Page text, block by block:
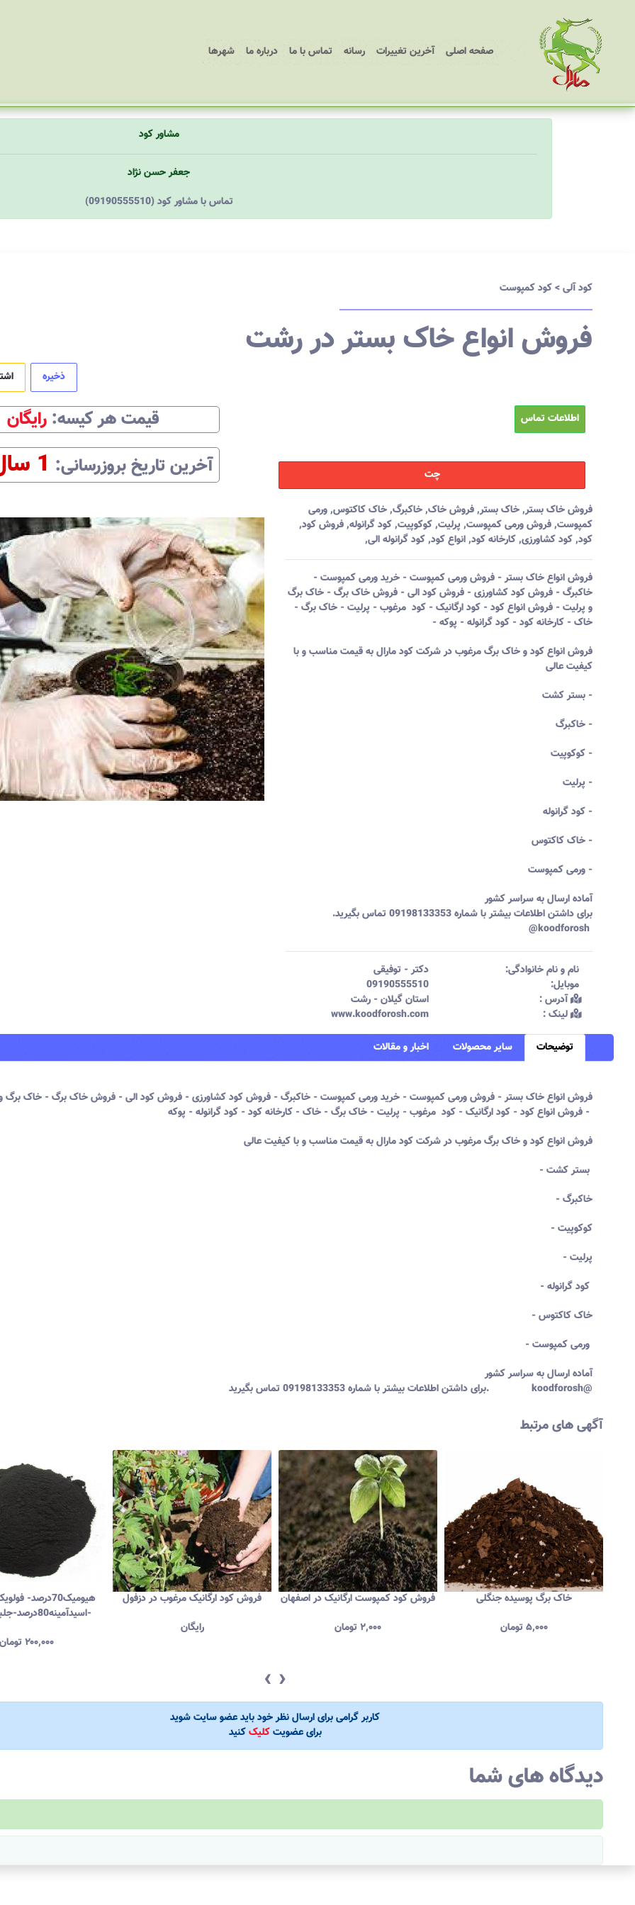
صفحه اصلی
(current) آخرین تغییرات رسانه تماس با ما درباره ما شهرها
مشاور کود
جعفر حسن نژاد
(09190555510) تماس با مشاور کود
کود آلی>کود کمپوست
فروش انواع خاک بستر در رشت
اطلاعات تماس
چت
ذخیره
قیمت هرکیسه:‌ رایگان
آخرین تاریخ بروزرسانی:‌ 1 سال
فروش خاک بستر,خاک بستر,فروش خاک,خاکبرگ,خاک کاکتوس,ورمی
کمپوست,فروش ورمی کمپوست, پرلیت,کوکوپیت,کود گرانوله,فروش کود,
کود,کود کشاورزی,کارخانه کود,انواع کود,کود گرانوله الی,
فروش انواع خاک بستر - فروش ورمی کمپوست - خرید ورمی کمپوست -
خاکبرگ - فروش کود کشاورزی - فروش کود الی - فروش خاک برگ - خاک برگ
و پرلیت - فروش انواع کود - کود ارگانیک - کود مرغوب - پرلیت - خاک برگ -
خاک - کارخانه کود - کود گرانوله - پوکه -
فروش انواع کود و خاک برگ مرغوب در شرکت کود مارال به قیمت مناسب و با
کیفیت عالی
- بستر کشت
- خاکبرگ
- کوکوپیت
- پرلیت
- کود گرانوله
- خاک کاکتوس
- ورمی کمپوست
آماده ارسال به سراسر کشور
برای داشتن اطلاعات بیشتر با شماره 09198133353 تماس بگیرید.
نام و نام خانوادگی:‌ دکتر - توفیقی
موبایل:‌
09190555510
آدرس :‌
استان گیلان - رشت
لینک :‌
www.koodforosh.com
توضیحات سایر محصولات اخبار و مقالات
فروش انواع خاک بستر - فروش ورمی کمپوست - خرید ورمی کمپوست - خاکبرگ - فروش کود کشاورزی - فروش کود الی - فروش خاک برگ - خاک برگ
فروش انواع کود - کود ارگانیک - کود مرغوب - پرلیت - خاک برگ - خاک - کارخانه کود - کود گرانوله - پوکه -
فروش انواع کود و خاک برگ مرغوب در شرکت کود مارال به قیمت مناسب و با کیفیت عالی
- خاکبرگ
- کوکوپیت
- پرلیت
- خاک کاکتوس
آماده ارسال به سراسر کشور
برای داشتن اطلاعات بیشتر با شماره 09198133353 تماس بگیرید. koodforosh@
آگهی های مرتبط
-اسیدآمینه80درصد-جلبک دریایی
۲۰۰,۰۰۰تومان
فروش کود ارگانیک مرغوب در دزفول
رایگان
فروش کود کمپوست ارگانیک در اصفهان
۲,۰۰۰تومان
خاک برگ پوسیده جنگلی
۵,۰۰۰ تومان
‹ ›
کاربر گرامی برای ارسال نظر خود باید عضو سایت شوید
برای عضویتکلیککنید
دیدگاه های شما